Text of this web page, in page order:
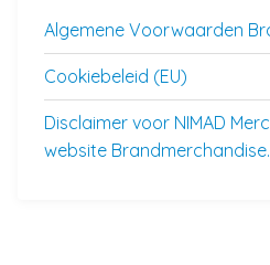
Algemene Voorwaarden
Cookiebeleid (EU)
Disclaimer voor NIMAD
website